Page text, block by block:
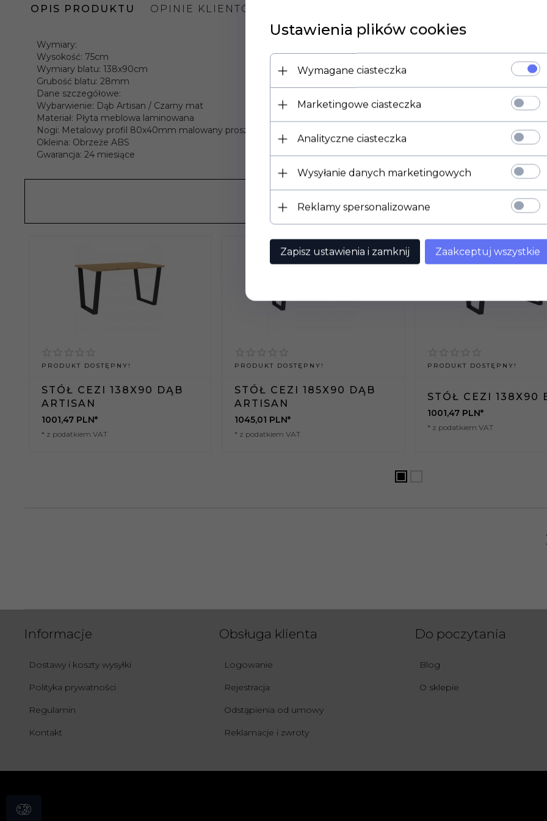
OPIS PRODUKTU OPINIE KLIENTÓW
Wymiary:
Wysokość: 75cm
Wymiary blatu: 138x90cm
Grubość blatu: 28mm
Dane szczegółowe:
Wybarwienie: Dąb Artisan / Czarny mat
Materiał: Płyta meblowa laminowana
Nogi: Metalowy profil 80x40mm malowany proszkowo
Okleina: Obrzeże ABS
Gwarancja: 24 miesiące
POLECAMY
PRODUKT DOSTĘPNY!
STÓŁ CEZI 138X90 DĄB
ARTISAN
1001,47 PLN*
* z podatkiem VAT
PRODUKT DOSTĘPNY!
STÓŁ CEZI 185X90 DĄB
ARTISAN
1045,01 PLN*
* z podatkiem VAT
PRODUKT DOSTĘPNY!
STÓŁ CEZI 138X90
1001,47 PLN*
* z podatkiem VAT
Informacje
Dostawy i koszty wysyłki
Polityka prywatności
Regulamin
Kontakt
Obsługa klienta
Logowanie
Rejestracja
Odstąpienia od umowy
Reklamacje i zwroty
Do poczytania
Blog
O sklepie
Ustawienia plików cookies
Wymagane ciasteczka
Marketingowe ciasteczka
Analityczne ciasteczka
Wysyłanie danych marketingowych
Reklamy spersonalizowane
Zapisz ustawienia i zamknij Zaakceptuj wszystkie